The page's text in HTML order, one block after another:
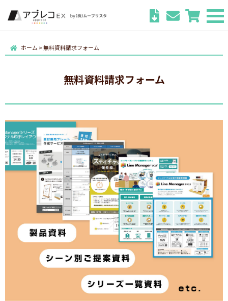
ホーム >無料資料請求フォーム
無料資料請求フォーム